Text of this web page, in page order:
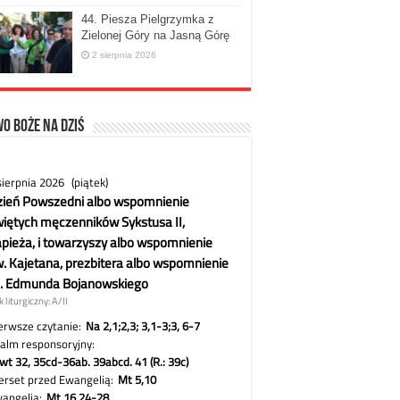
44. Piesza Pielgrzymka z
Zielonej Góry na Jasną Górę
2 sierpnia 2026
Boże na dziś